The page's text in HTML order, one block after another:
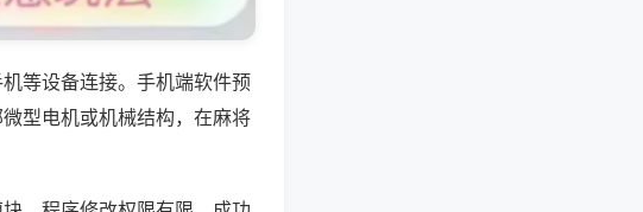
等设备连接。手机端软件预
型电机或机械结构，在麻将